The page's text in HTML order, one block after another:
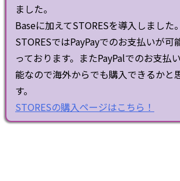
ました。
Baseに加えてSTORESを導入しました。
STORESではPayPayでのお支払いが可
っております。またPayPalでのお支払
能なので海外からでも購入できるかと
す。
STORESの購入ページはこちら！